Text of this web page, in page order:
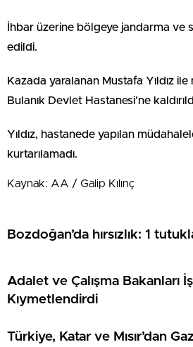
İhbar üzerine bölgeye jandarma ve
edildi.
Kazada yaralanan Mustafa Yıldız
Bulanık Devlet Hastanesi’ne
Yıldız, hastanede yapılan
kurtarılamadı.
Kaynak: AA / Galip Kılınç
Bozdoğan’da hırsızlık: 1
Adalet ve Çalışma Bakanları
Kıymetlendirdi
Türkiye, Katar ve Mısır’dan